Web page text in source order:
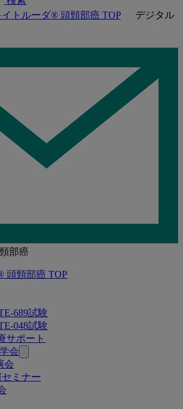
イトルーダ® 頭頸部癌 TOP
デジタル
頭頸部癌 TOP
689試験
048試験
サポート
会
会
ミナー